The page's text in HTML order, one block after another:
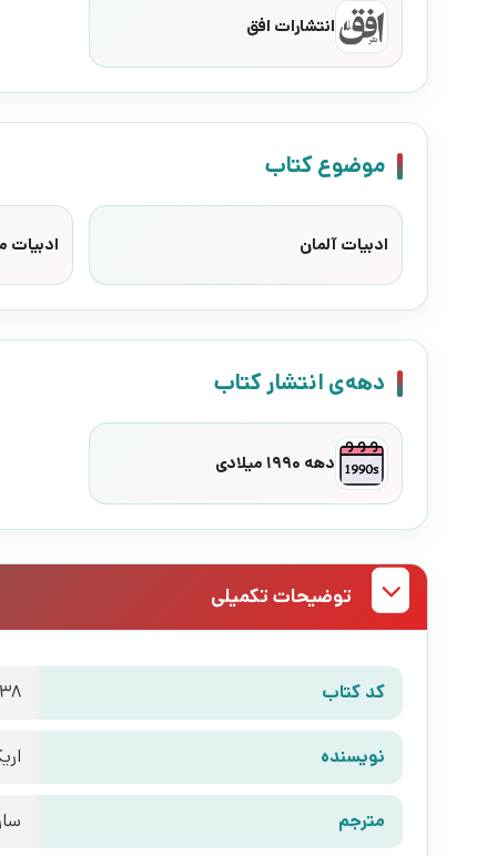
انتشارات افق
موضوع کتاب
ادبیات آلمان ادبیات
دهه‌ی انتشار کتاب
دهه 1990 میلادی
توضیحات تکمیلی
کد کتاب
نویسنده
مترجم